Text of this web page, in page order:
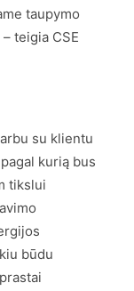
taupymo
teigia CSE
su klientu
kurią bus
tikslui
būdu